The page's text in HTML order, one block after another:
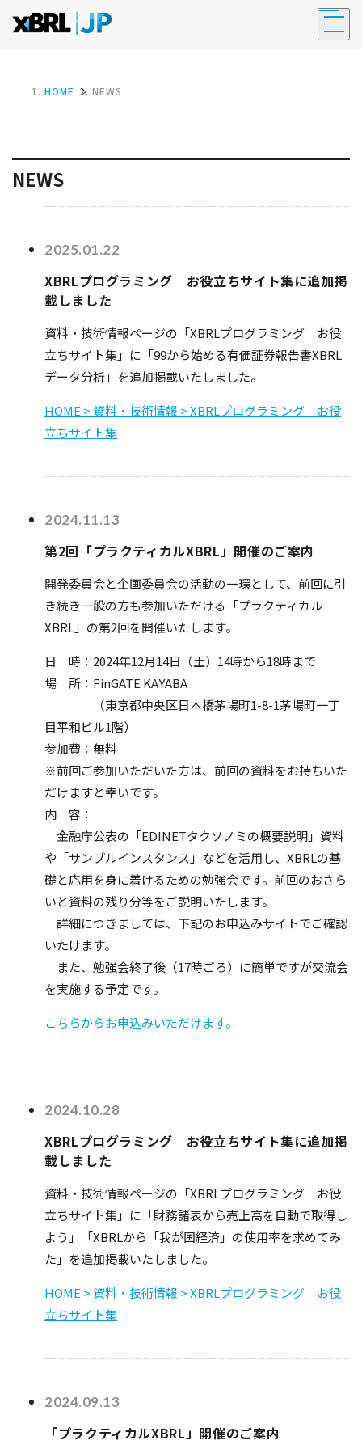
XBRL紹介動画
XBRLとは
XBRL GLとは
国際標準としてのXBRL
XBRL誕生と発展史
日本の取り組み
世界の取り組み
コンソーシアム活動の
メリット
会員からのメッセージ
これまでの活動
法人概要
会員一覧
定款・決算公告
会員会社の紹介
入会案内
資料・技術情報
XBRLのテクノロジー
XBRLの仕様・規約
技術コラム
資料のダウンロード
XBRLプログラミング お役立ちサイト集
無料XBRLツール・
XBRL仕様索引
HOME NEWS
NEWS
2025.01.22
XBRLプログラミング お役立ちサイト集に追加掲
載しました
資料・技術情報ページの「XBRLプログラミング お役
立ちサイト集」に「99から始める有価証券報告書XBRL
データ分析」を追加掲載いたしました。
HOME > 資料・技術情報 > XBRLプログラミング お役
立ちサイト集
2024.11.13
第2回「プラクティカルXBRL」開催のご案内
開発委員会と企画委員会の活動の一環として、前回に引
き続き一般の方も参加いただける「プラクティカル
XBRL」の第2回を開催いたします。
日 時：2024年12月14日（土）14時から18時まで
場 所：FinGATE KAYABA
（東京都中央区日本橋茅場町1-8-1茅場町一丁
目平和ビル1階）
参加費：無料
※前回ご参加いただいた方は、前回の資料をお持ちいた
だけますと幸いです。
内 容：
金融庁公表の「EDINETタクソノミの概要説明」資料
や「サンプルインスタンス」などを活用し、XBRLの基
礎と応用を身に着けるための勉強会です。前回のおさら
いと資料の残り分等をご説明いたします。
詳細につきましては、下記のお申込みサイトでご確認
いたけます。
また、勉強会終了後（17時ごろ）に簡単ですが交流会
を実施する予定です。
こちらからお申込みいただけます。
2024.10.28
XBRLプログラミング お役立ちサイト集に追加掲
載しました
資料・技術情報ページの「XBRLプログラミング お役
立ちサイト集」に「財務諸表から売上高を自動で取得し
よう」「XBRLから「我が国経済」の使用率を求めてみ
た」を追加掲載いたしました。
HOME > 資料・技術情報 > XBRLプログラミング お役
立ちサイト集
2024.09.13
「プラクティカルXBRL」開催のご案内